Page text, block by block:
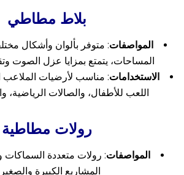
بلاط مطاطي
المواصفات: متوفر بألوان وأشكال
المساحات، يتمتع بمزايا عزل الصوت
الاستخدامات: مناسب لأرضيات الملاعب
اللعب للأطفال، والصالات الرياضية،
رولات مطاطية
المواصفات: رولات متعددة السماكات
المشاريع الكبيرة